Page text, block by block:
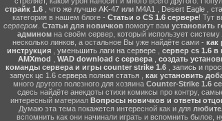
страйк 1.6
что же лучше AK-47 или M4A1 Desert Eagle
категория в нашем блоге - Статьи о CS 1.6 сервере! Тут
сервером Статьи для новичков помогут вам установить
админомна своём сервер, который использует систему
несколько линков, а остальное Вы уже найдёте сами - как
инструкция
уменьшить лаги на сервере сервер cs 1.6 в
AMXmod
WAD download с сервера, создать
команды сервера и игры counter strike 1.6
запись и
запуск цс 1.6 сервера полная статья, как установить
много другого полезного для хозяина Counter-Strike 1.6
сдесь найдёте анекдоты стихи комиксы про контру,
интересный материал Вопросы новичков и ответы
Думаю эта тема покажется интересной как и для
вспомнить как они начинали играть и вспомнить былое,